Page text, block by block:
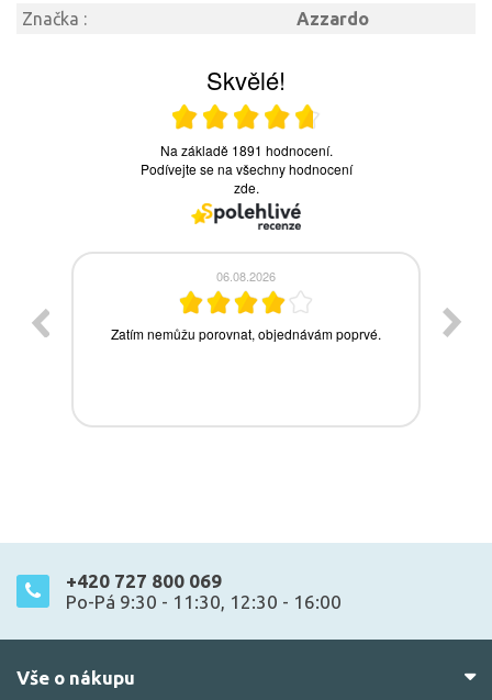
Značka :
Azzardo
+420 727 800 069
Po-Pá 9:30 - 11:30, 12:30 - 16:00
Vše o nákupu